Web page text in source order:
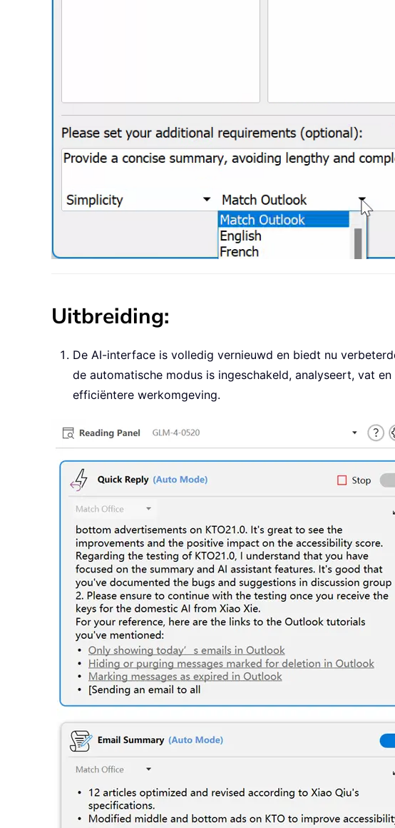
Uitbreiding:
De AI-interface is volledig vernieuwd en biedt nu
de automatische modus is ingeschakeld, analyseert, vat
efficiëntere werkomgeving.